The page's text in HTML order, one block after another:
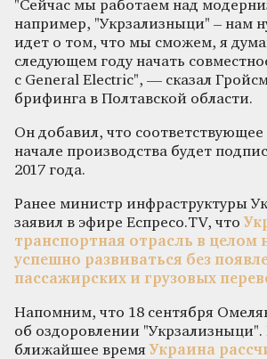
"Сейчас мы работаем над
например, "Укрзализныци" – нам
идет о том, что мы сможем, я
следующем году начать
с General Electric", — сказал
брифинга в Полтавской области.
Он добавил, что соответствующее
начале производства будет
2017 года.
Ранее министр инфраструктуры
заявил в эфире Еспресо.TV, что
транспортная отрасль в целом
успешно развиваться без
пассажирских и грузовых
Напомним, что 18 сентября
об оздоровлении "Укрзализныци".
ближайшее время Украина